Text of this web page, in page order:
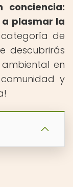
conciencia:
plasmar la
de
descubrirás
en
y